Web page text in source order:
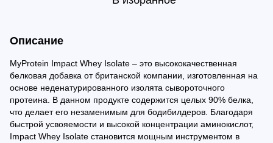
Описание
MyProtein Impact Whey Isolate – это высококачественная
белковая добавка от британской компании, изготовленная на
основе неденатурированного изолята сывороточного
протеина. В данном продукте содержится целых 90% белка,
что делает его незаменимым для бодибилдеров. Благодаря
быстрой усвояемости и высокой концентрации аминокислот,
Impact Whey Isolate становится мощным инструментом в